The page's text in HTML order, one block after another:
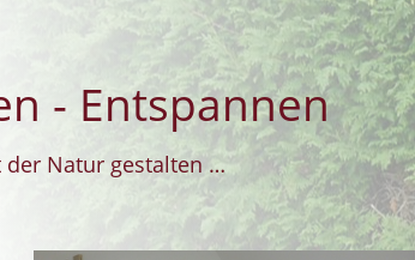
- Entspannen
Natur gestalten …